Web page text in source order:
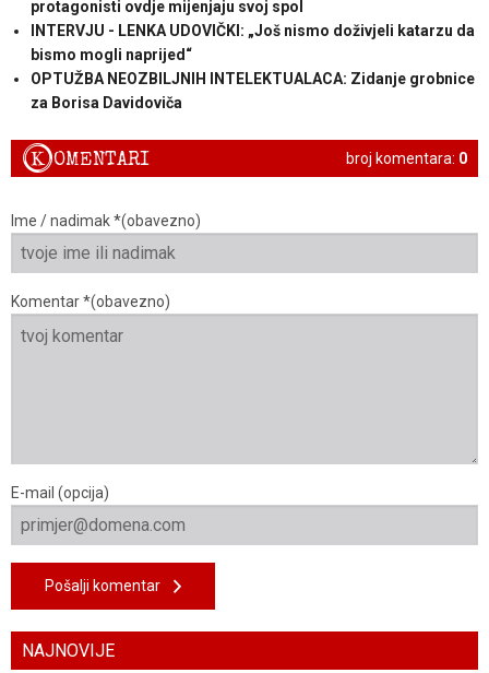
protagonisti ovdje mijenjaju svoj spol
INTERVJU - LENKA UDOVIČKI: „Još nismo doživjeli katarzu da
bismo mogli naprijed“
OPTUŽBA NEOZBILJNIH INTELEKTUALACA: Zidanje grobnice
za Borisa Davidoviča
broj komentara: 0
KOMENTARI
Ime / nadimak *(obavezno)
Komentar *(obavezno)
E-mail (opcija)
Pošalji komentar
NAJNOVIJE